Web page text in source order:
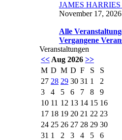
JAMES HARRIES
November 17,
Alle
Vergangene
Veranstaltungen
<< Aug 2026 >>
M D M D F S
S
27 28 29 30 31 1
2
3
4 5 6 7 8
9
10 11 12 13 14 15 16
17 18 19 20 21 22 23
24 25 26 27 28 29 30
31 1 2 3 4 5
6